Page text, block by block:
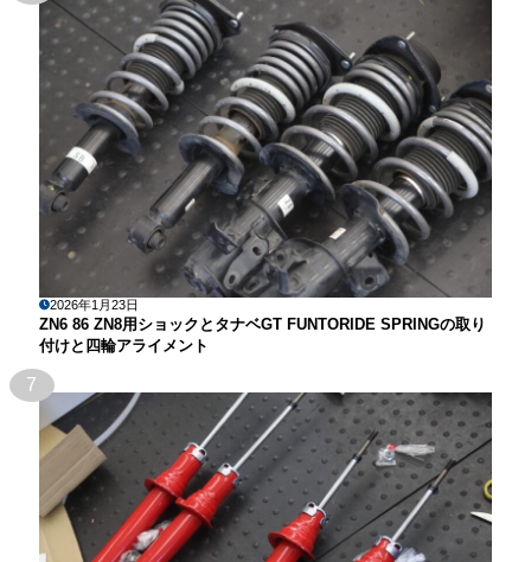
2026年1月23日
ZN6 86 ZN8用ショックとタナベGT FUNTORIDE SPRINGの取り
付けと四輪アライメント
7